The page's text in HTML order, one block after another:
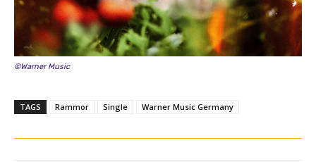
©Warner Music
TAGS Rammor Single Warner Music Germany